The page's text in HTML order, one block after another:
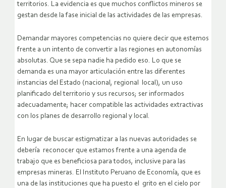
territorios. La evidencia es que muchos conflictos mineros se
gestan desde la fase inicial de las actividades de las empresas.
Demandar mayores competencias no quiere decir que estemos
frente a un intento de convertir a las regiones en autonomías
absolutas. Que se sepa nadie ha pedido eso. Lo que se
demanda es una mayor articulación entre las diferentes
instancias del Estado (nacional, regional local), un uso
planificado del territorio y sus recursos; ser informados
adecuadamente; hacer compatible las actividades extractivas
con los planes de desarrollo regional y local.
En lugar de buscar estigmatizar a las nuevas autoridades se
debería reconocer que estamos frente a una agenda de
trabajo que es beneficiosa para todos, inclusive para las
empresas mineras. El Instituto Peruano de Economía, que es
una de las instituciones que ha puesto el grito en el cielo por